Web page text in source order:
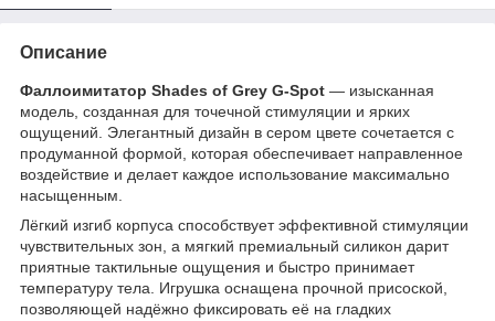
Описание
Фаллоимитатор Shades of Grey G-Spot — изысканная
модель, созданная для точечной стимуляции и ярких
ощущений. Элегантный дизайн в сером цвете сочетается с
продуманной формой, которая обеспечивает направленное
воздействие и делает каждое использование максимально
насыщенным.
Лёгкий изгиб корпуса способствует эффективной стимуляции
чувствительных зон, а мягкий премиальный силикон дарит
приятные тактильные ощущения и быстро принимает
температуру тела. Игрушка оснащена прочной присоской,
позволяющей надёжно фиксировать её на гладких